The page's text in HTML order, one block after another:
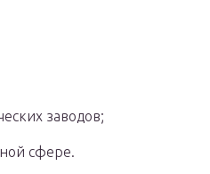
заводов;
сфере.